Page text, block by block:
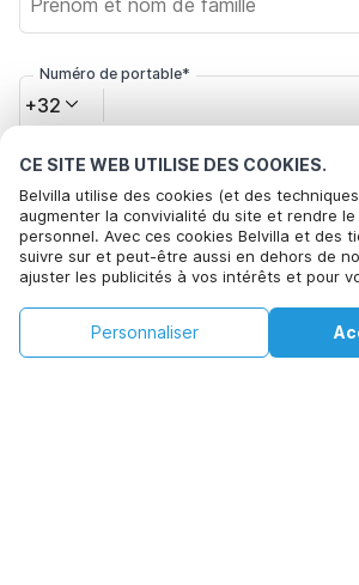
CE SITE WEB UTILISE DES COOKIES.
Belvilla utilise des cookies (et des
augmenter la convivialité du site et rendre le
personnel. Avec ces cookies Belvilla et des
suivre sur et peut-être aussi en dehors de
ajuster les publicités à vos intérêts et pour
Accepter, vous acceptez de le faire. Plus
être trouvées dans notre
politique de cookie.
Personnaliser
Numéro de portable*
+32
Votre adresse e-mail*
Cliquez ici pour vous désabonner des
pouvez vous désinscrire à tout moment à
Voir les disponibilités
€111
+
Voir les